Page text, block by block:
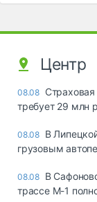
Центр
08.08
требует 29 млн
08.08 В
грузовым
08.08 В
трассе М-1